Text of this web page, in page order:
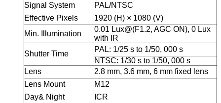
Signal System
PAL/NTSC
Effective Pixels
1920 (H) × 1080 (V)
Min. Illumination
0.01 Lux@(F1.2, AGC ON), 0 Lux
with IR
Shutter Time
PAL: 1/25 s to 1/50, 000 s
NTSC: 1/30 s to 1/50, 000 s
Lens
2.8 mm, 3.6 mm, 6 mm fixed lens
Lens Mount
M12
Day& Night
ICR